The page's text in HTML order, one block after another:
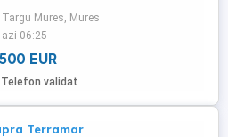
Cutie automată,pilot automat
2.0HDI 163cp+37cp electric start-
Keyless entry&keyless go,2chei
adaptiv faza lungă scurtă Interior ...
Targu Mures, Mures
azi 06:25
EUR
Telefon validat
Terramar